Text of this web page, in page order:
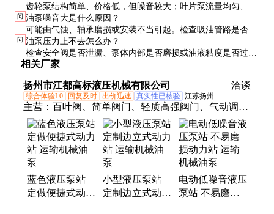
齿轮泵结构简单、价格低，但噪音较大；叶片泵流量均匀、噪
音低，但对油品清洁度要求更高。根据实际需求和预算选择。
问 油泵噪音大是什么原因？
可能由气蚀、轴承磨损或安装不当引起。检查吸油管路是否漏
气，油位是否过低，以及泵体与驱动轴的同轴度。
问 油泵压力上不去怎么办？
检查安全阀是否泄漏、泵体内部是否磨损或油液粘度是否过
低。必要时更换磨损件或调整安全阀压力设定值。
相关厂家
扬州市江都高标液压机械有限公司 洽谈
综合体验L0 回复及时 出价迅速 真实性已核验 江苏扬州
主营： 百叶阀、简单阀门、轻质高强阀门、气动调节
阀门、电动调节阀门、法兰连接阀门、长久建材用阀
门、双向单层棒条阀
蓝色液压泵站
定做便捷式动力
小型液压泵站
定制边立式动力
电动低噪音液压
泵站 不易磨损